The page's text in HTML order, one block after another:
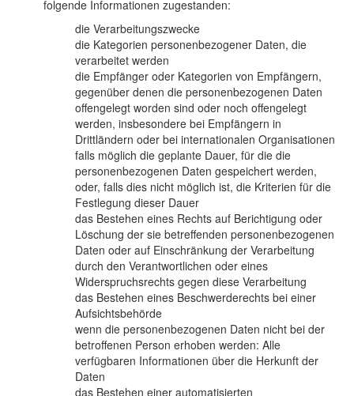
folgende Informationen zugestanden:
die Verarbeitungszwecke
die Kategorien personenbezogener Daten, die
verarbeitet werden
die Empfänger oder Kategorien von Empfängern,
gegenüber denen die personenbezogenen Daten
offengelegt worden sind oder noch offengelegt
werden, insbesondere bei Empfängern in
Drittländern oder bei internationalen Organisationen
falls möglich die geplante Dauer, für die die
personenbezogenen Daten gespeichert werden,
oder, falls dies nicht möglich ist, die Kriterien für die
Festlegung dieser Dauer
das Bestehen eines Rechts auf Berichtigung oder
Löschung der sie betreffenden personenbezogenen
Daten oder auf Einschränkung der Verarbeitung
durch den Verantwortlichen oder eines
Widerspruchsrechts gegen diese Verarbeitung
das Bestehen eines Beschwerderechts bei einer
Aufsichtsbehörde
wenn die personenbezogenen Daten nicht bei der
betroffenen Person erhoben werden: Alle
verfügbaren Informationen über die Herkunft der
Daten
das Bestehen einer automatisierten